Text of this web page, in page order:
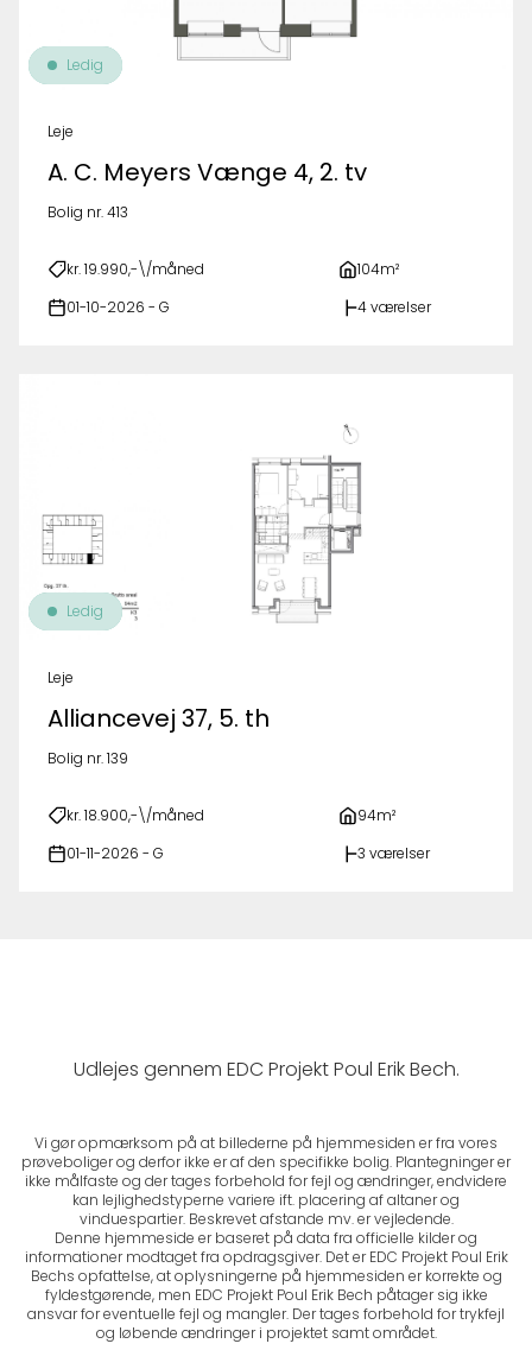
Ledig
Leje
A. C. Meyers Vænge 4, 2. tv
Bolig nr. 413
kr. 19.990,-\/måned 104m²
01-10-2026 - G 4 værelser
Ledig
Leje
Alliancevej 37, 5. th
Bolig nr. 139
kr. 18.900,-\/måned 94m²
01-11-2026 - G 3 værelser
Udlejes gennem EDC Projekt Poul Erik Bech.
Vi gør opmærksom på at billederne på hjemmesiden er fra vores
prøveboliger og derfor ikke er af den specifikke bolig. Plantegninger er
ikke målfaste og der tages forbehold for fejl og ændringer, endvidere
kan lejlighedstyperne variere ift. placering af altaner og
vinduespartier. Beskrevet afstande mv. er vejledende.
Denne hjemmeside er baseret på data fra officielle kilder og
informationer modtaget fra opdragsgiver. Det er EDC Projekt Poul Erik
Bechs opfattelse, at oplysningerne på hjemmesiden er korrekte og
fyldestgørende, men EDC Projekt Poul Erik Bech påtager sig ikke
ansvar for eventuelle fejl og mangler. Der tages forbehold for trykfejl
og løbende ændringer i projektet samt området.